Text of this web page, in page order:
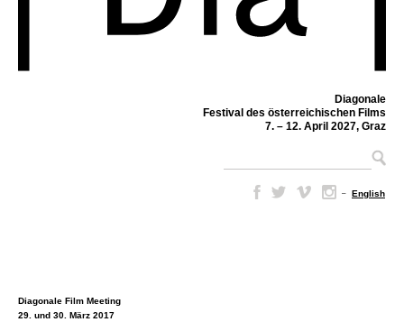
Diagonale
Festival des österreichischen Films
7. – 12. April 2027, Graz
– English
Diagonale Film Meeting
29. und 30. März 2017